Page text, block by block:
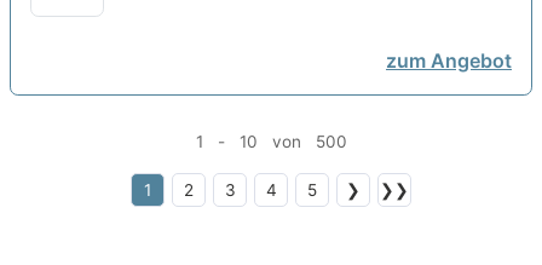
zum Angebot
1 - 10 von 500
1 2 3 4 5 ❯ ❯❯